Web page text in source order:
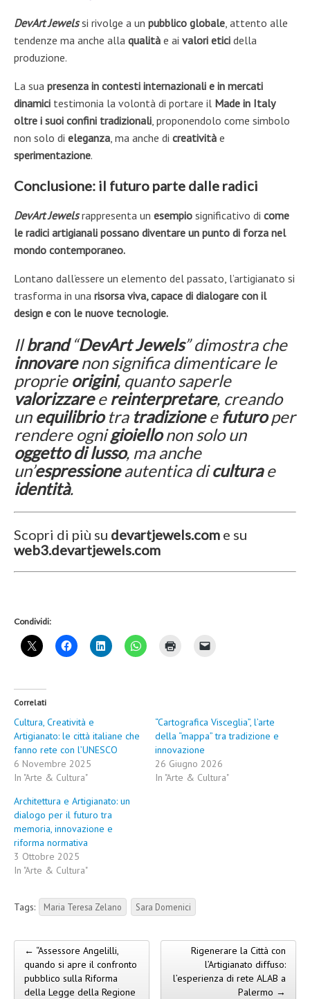
DevArt Jewelssi rivolge a un pubblico globale , attento alle
tendenze ma anche alla qualità e ai valori etici della
produzione.
La sua presenza in contesti internazionali e in mercati
dinamici testimonia la volontà di portare il Made in Italy
oltre i suoi confini tradizionali , proponendolo come simbolo
non solo di eleganza , ma anche di creatività e
sperimentazione.
Conclusione: il futuro parte dalle radici
DevArt Jewelsrappresenta un esempio significativo di come
le radici artigianali possano diventare un punto di forza nel
mondo contemporaneo.
Lontano dall’essere un elemento del passato, l’artigianato si
trasforma in una risorsa viva, capace di dialogare con il
design e con le nuove tecnologie.
Ilbrand“DevArt Jewels” dimostra che
innovarenon significa dimenticare le
proprie origini, quanto saperle
valorizzaree reinterpretare, creando
un equilibriotra tradizionee futuroper
rendere ognigioiellonon solo un
oggetto di lusso, ma anche
un’espressioneautentica diculturae
identità.
Scopri di più su devartjewels.com e su
web3.devartjewels.com
Condividi:
Correlati
Cultura, Creatività e
Artigianato: le città italiane che
fanno rete con l’UNESCO
6 Novembre 2025
In "Arte & Cultura"
“Cartografica Visceglia”, l’arte
della “mappa” tra tradizione e
innovazione
26 Giugno 2026
In "Arte & Cultura"
Architettura e Artigianato: un
dialogo per il futuro tra
memoria, innovazione e
riforma normativa
3 Ottobre 2025
In "Arte & Cultura"
Tags: Maria Teresa Zelano Sara Domenici
Post navigation
← “Assessore Angelilli,
quando si apre il confronto
pubblico sulla Riforma
della Legge della Regione
Rigenerare la Città con
l’Artigianato diffuso:
l’esperienza di rete ALAB a
Palermo →